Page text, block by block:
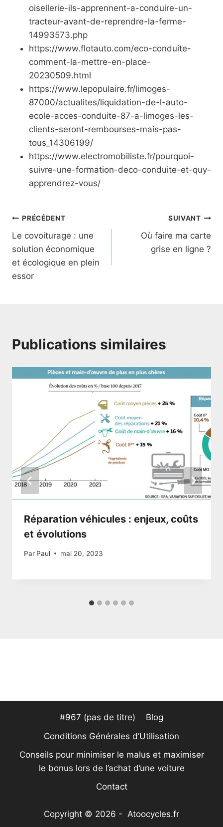
oisellerie-ils-apprennent-a-conduire-un-
tracteur-avant-de-reprendre-la-ferme-
14993573.php
https://www.flotauto.com/eco-conduite-
comment-la-mettre-en-place-
20230509.html
https://www.lepopulaire.fr/limoges-
87000/actualites/liquidation-de-l-auto-
ecole-acces-conduite-87-a-limoges-les-
clients-seront-rembourses-mais-pas-
tous_14306199/
https://www.electromobiliste.fr/pourquoi-
suivre-une-formation-deco-conduite-et-quy-
apprendrez-vous/
Navigation
de
l’article
PRÉCÉDENT
Le covoiturage : une
solution économique
et écologique en plein
essor
SUIVANT
Où faire ma carte
grise en ligne ?
Publications similaires
Réparation véhicules : enjeux, coûts
et évolutions
Par Paul mai 20, 2023
#967 (pas de titre)
Blog
Conditions Générales d’Utilisation
Conseils pour minimiser le malus et maximiser
le bonus lors de l’achat d’une voiture
Contact
Copyright © 2026 - Atoocycles.fr